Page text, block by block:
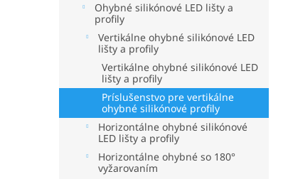
Ohybné silikónové LED lišty a
profily
Vertikálne ohybné silikónové LED
lišty a profily
Vertikálne ohybné silikónové LED
lišty a profily
Príslušenstvo pre vertikálne
ohybné silikónové profily
Horizontálne ohybné silikónové
LED lišty a profily
Horizontálne ohybné so 180°
vyžarovaním